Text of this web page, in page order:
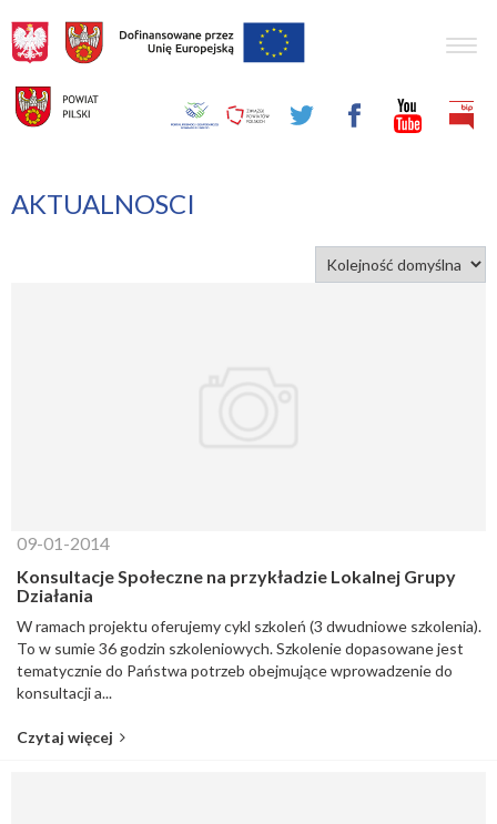
AKTUALNOSCI
09-01-2014
Konsultacje Społeczne na przykładzie Lokalnej Grupy
Działania
W ramach projektu oferujemy cykl szkoleń (3 dwudniowe szkolenia).
To w sumie 36 godzin szkoleniowych. Szkolenie dopasowane jest
tematycznie do Państwa potrzeb obejmujące wprowadzenie do
konsultacji a...
Czytaj więcej